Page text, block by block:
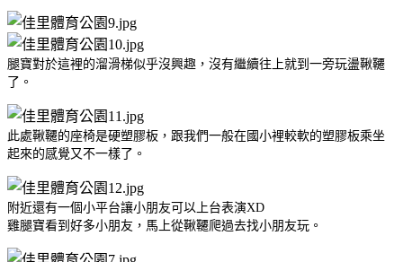
腿寶對於這裡的溜滑梯似乎沒興趣，沒有繼續往上就到一旁玩盪鞦韆
了。
此處鞦韆的座椅是硬塑膠板，跟我們一般在國小裡較軟的塑膠板乘坐
起來的感覺又不一樣了。
附近還有一個小平台讓小朋友可以上台表演XD
雞腿寶看到好多小朋友，馬上從鞦韆爬過去找小朋友玩。